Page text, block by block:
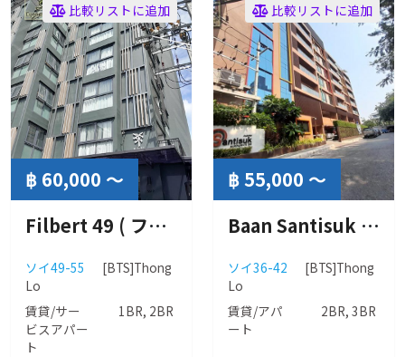
比較リストに追加
฿ 60,000 ～
Filbert 49 ( フィルバード 49 )
ソイ49-55
[BTS]Thong
Lo
賃貸/サー
ビスアパー
ト
1BR, 2BR
比較リストに追加
฿ 55,000 ～
Baan Santisuk 38 ( バーン サンティスック 38 )
ソイ36-42
[BTS]Thong
Lo
賃貸/アパ
ート
2BR, 3BR